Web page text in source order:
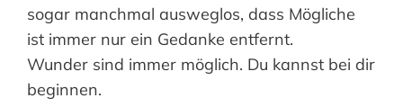
sogar manchmal ausweglos, dass Mögliche
ist immer nur ein Gedanke entfernt.
Wunder sind immer möglich. Du kannst bei dir
beginnen.